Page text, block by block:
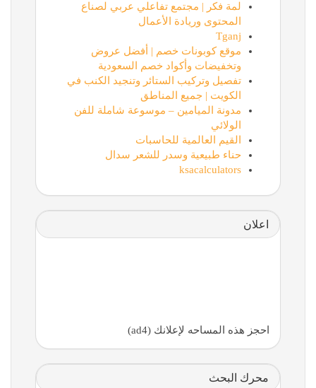
لمة فكر | مجتمع تفاعلي عربي لصناع
المحتوى وريادة الأعمال
Tganj
موقع كوبونات خصم | أفضل عروض
وتخفيضات وأكواد خصم السعودية
تفصيل وتركيب الستائر وتنجيد الكنب في
الكويت | جميع المناطق
مدونة الميامين – موسوعة شاملة للفن
الولائي
القيم العالمية للحاسبات
حناء طبيعية وسدر للشعر سدال
ksacalculators
اعلان
احجز هذه المساحه لإعلانك (ad4)
محرك البحث